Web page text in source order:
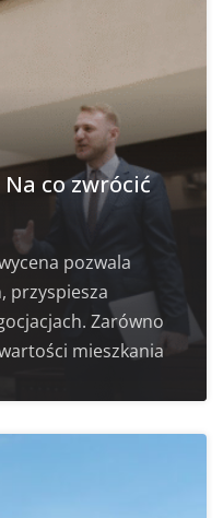
co zwrócić
pozwala
przyspiesza
Zarówno
mieszkania